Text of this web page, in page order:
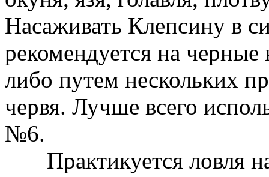
Насаживать Клепсину в
рекомендуется на
либо путем нескольких
червя. Лучше всего
№6.
Практикуется ловля